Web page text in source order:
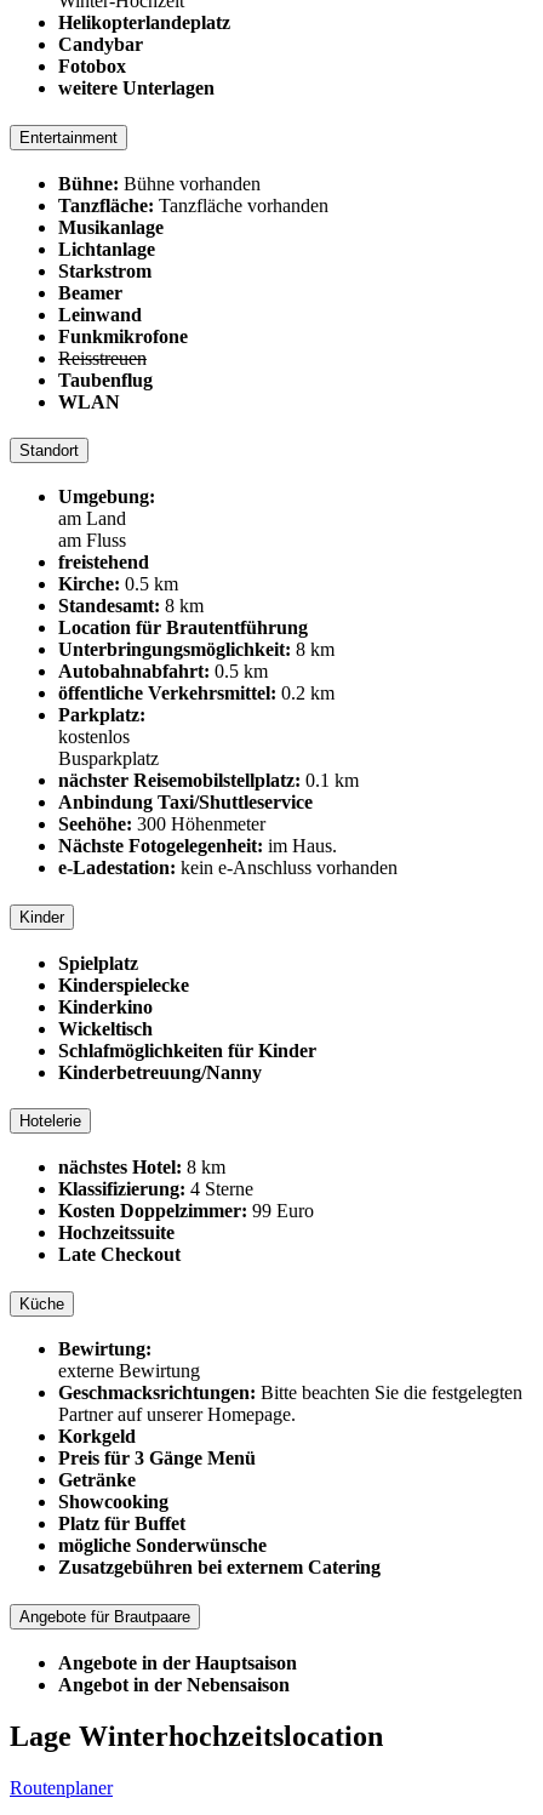
Helikopterlandeplatz
Candybar
Fotobox
weitere Unterlagen
Entertainment
Bühne: Bühne vorhanden
Tanzfläche: Tanzfläche vorhanden
Musikanlage
Lichtanlage
Starkstrom
Beamer
Leinwand
Funkmikrofone
Reisstreuen
Taubenflug
WLAN
Standort
Umgebung:
am Land
am Fluss
freistehend
Kirche: 0.5 km
Standesamt: 8 km
Location für Brautentführung
Unterbringungsmöglichkeit: 8 km
Autobahnabfahrt: 0.5 km
öffentliche Verkehrsmittel: 0.2 km
Parkplatz:
kostenlos
Busparkplatz
nächster Reisemobilstellplatz: 0.1 km
Anbindung Taxi/Shuttleservice
Seehöhe: 300 Höhenmeter
Nächste Fotogelegenheit: im Haus.
e-Ladestation: kein e-Anschluss vorhanden
Kinder
Spielplatz
Kinderspielecke
Kinderkino
Wickeltisch
Schlafmöglichkeiten für Kinder
Kinderbetreuung/Nanny
Hotelerie
nächstes Hotel: 8 km
Klassifizierung: 4 Sterne
Kosten Doppelzimmer: 99 Euro
Hochzeitssuite
Late Checkout
Küche
Bewirtung:
externe Bewirtung
Geschmacksrichtungen: Bitte beachten Sie die festgelegten
Partner auf unserer Homepage.
Korkgeld
Preis für 3 Gänge Menü
Getränke
Showcooking
Platz für Buffet
mögliche Sonderwünsche
Zusatzgebühren bei externem Catering
Angebote für Brautpaare
Angebote in der Hauptsaison
Angebot in der Nebensaison
Lage Winterhochzeitslocation
Routenplaner